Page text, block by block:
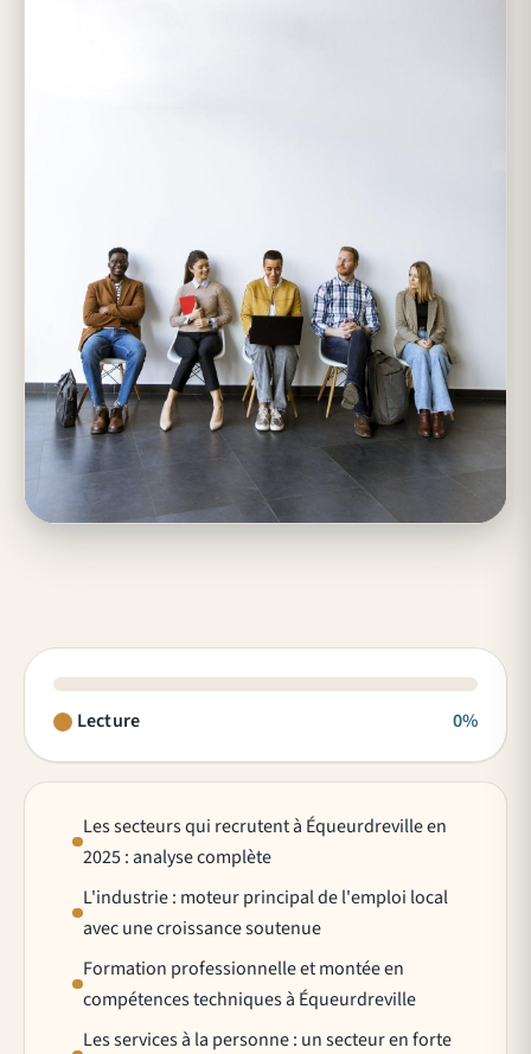
Lecture 0%
Les secteurs qui recrutent à Équeurdreville en
2025 : analyse complète
L'industrie : moteur principal de l'emploi local
avec une croissance soutenue
Formation professionnelle et montée en
compétences techniques à Équeurdreville
Les services à la personne : un secteur en forte